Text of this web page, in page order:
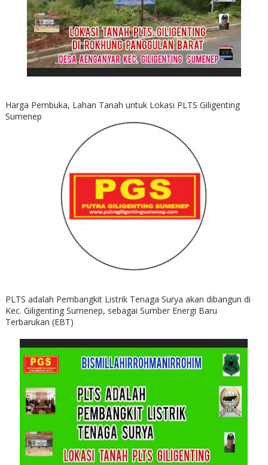
Harga Pembuka, Lahan Tanah untuk Lokasi PLTS Giligenting
Sumenep
PLTS adalah Pembangkit Listrik Tenaga Surya akan dibangun di
Kec. Giligenting Sumenep, sebagai Sumber Energi Baru
Terbarukan (EBT)